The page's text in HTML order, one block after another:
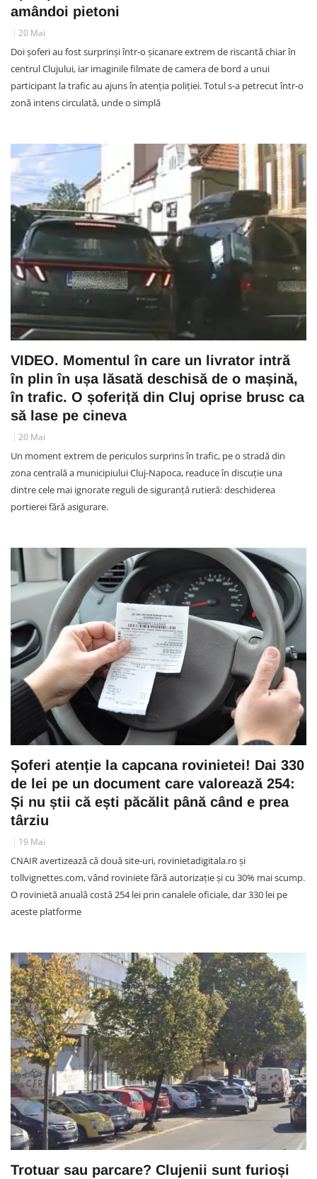
amândoi pietoni
20 Mai
Doi șoferi au fost surprinși într-o șicanare extrem de riscantă chiar în
centrul Clujului, iar imaginile filmate de camera de bord a unui
participant la trafic au ajuns în atenția poliției. Totul s-a petrecut într-o
zonă intens circulată, unde o simplă
VIDEO. Momentul în care un livrator intră
în plin în ușa lăsată deschisă de o mașină,
în trafic. O șoferiță din Cluj oprise brusc ca
să lase pe cineva
20 Mai
Un moment extrem de periculos surprins în trafic, pe o stradă din
zona centrală a municipiului Cluj-Napoca, readuce în discuție una
dintre cele mai ignorate reguli de siguranță rutieră: deschiderea
portierei fără asigurare.
Șoferi atenție la capcana rovinietei! Dai 330
de lei pe un document care valorează 254:
Și nu știi că ești păcălit până când e prea
târziu
19 Mai
CNAIR avertizează că două site-uri, rovinietadigitala.ro și
tollvignettes.com, vând roviniete fără autorizație și cu 30% mai scump.
O rovinietă anuală costă 254 lei prin canalele oficiale, dar 330 lei pe
aceste platforme
Trotuar sau parcare? Clujenii sunt furioși